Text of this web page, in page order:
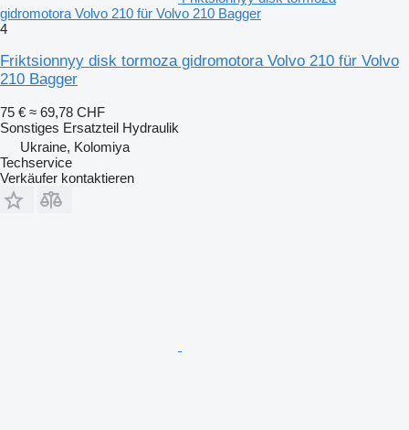
gidromotora Volvo 210 für Volvo 210 Bagger
4
Friktsionnyy disk tormoza gidromotora Volvo 210 für Volvo
210 Bagger
75 € ≈ 69,78 CHF
Sonstiges Ersatzteil Hydraulik
Ukraine, Kolomiya
Techservice
Verkäufer kontaktieren